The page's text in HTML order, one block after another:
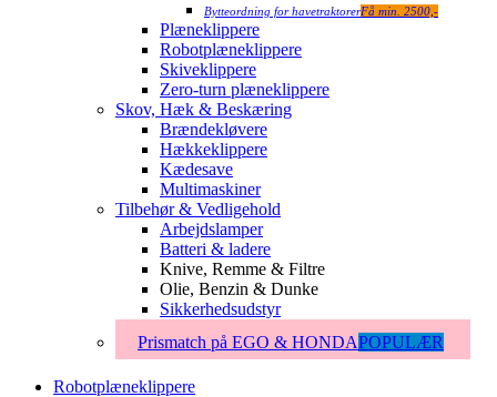
Bytteordning for havetraktorerFå min. 2500,-
Plæneklippere
Robotplæneklippere
Skiveklippere
Zero-turn plæneklippere
Skov, Hæk & Beskæring
Brændekløvere
Hækkeklippere
Kædesave
Multimaskiner
Tilbehør & Vedligehold
Arbejdslamper
Batteri & ladere
Knive, Remme & Filtre
Olie, Benzin & Dunke
Sikkerhedsudstyr
Prismatch på EGO & HONDAPOPULÆR
Robotplæneklippere